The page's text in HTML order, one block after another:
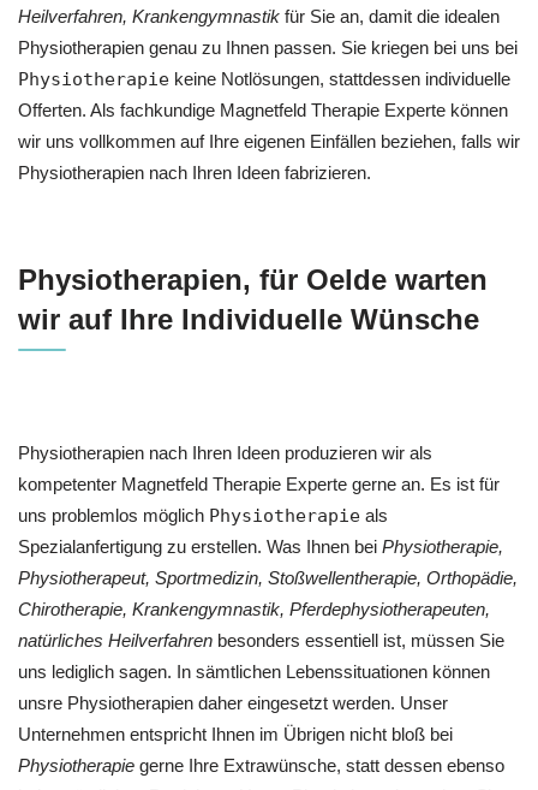
Heilverfahren, Krankengymnastik für Sie an, damit die idealen
Physiotherapien genau zu Ihnen passen. Sie kriegen bei uns bei
Physiotherapie keine Notlösungen, stattdessen individuelle
Offerten. Als fachkundige Magnetfeld Therapie Experte können
wir uns vollkommen auf Ihre eigenen Einfällen beziehen, falls wir
Physiotherapien nach Ihren Ideen fabrizieren.
Physiotherapien, für Oelde warten
wir auf Ihre Individuelle Wünsche
Physiotherapien nach Ihren Ideen produzieren wir als
kompetenter Magnetfeld Therapie Experte gerne an. Es ist für
uns problemlos möglich Physiotherapie als
Spezialanfertigung zu erstellen. Was Ihnen bei Physiotherapie,
Physiotherapeut, Sportmedizin, Stoßwellentherapie, Orthopädie,
Chirotherapie, Krankengymnastik, Pferdephysiotherapeuten,
natürliches Heilverfahren besonders essentiell ist, müssen Sie
uns lediglich sagen. In sämtlichen Lebenssituationen können
unsre Physiotherapien daher eingesetzt werden. Unser
Unternehmen entspricht Ihnen im Übrigen nicht bloß bei
Physiotherapie gerne Ihre Extrawünsche, statt dessen ebenso